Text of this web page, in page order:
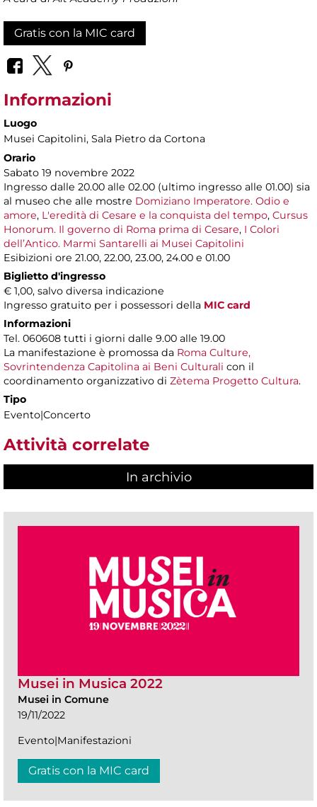
Gratis con la MIC card
Informazioni
Luogo
Musei Capitolini, Sala Pietro da Cortona
Orario
Sabato 19 novembre 2022
Ingresso dalle 20.00 alle 02.00 (ultimo ingresso alle 01.00) sia
al museo che alle mostre Domiziano Imperatore. Odio e
amore, L'eredità di Cesare e la conquista del tempo, Cursus
Honorum. Il governo di Roma prima di Cesare, I Colori
dell’Antico. Marmi Santarelli ai Musei Capitolini
Esibizioni ore 21.00, 22.00, 23.00, 24.00 e 01.00
Biglietto d'ingresso
€ 1,00, salvo diversa indicazione
Ingresso gratuito per i possessori della MIC card
Informazioni
Tel. 060608 tutti i giorni dalle 9.00 alle 19.00
La manifestazione è promossa da Roma Culture,
Sovrintendenza Capitolina ai Beni Culturali con il
coordinamento organizzativo di Zètema Progetto Cultura.
Tipo
Evento|Concerto
Attività correlate
In archivio
Musei in Musica 2022
Musei in Comune
19/11/2022
Evento|Manifestazioni
Gratis con la MIC card